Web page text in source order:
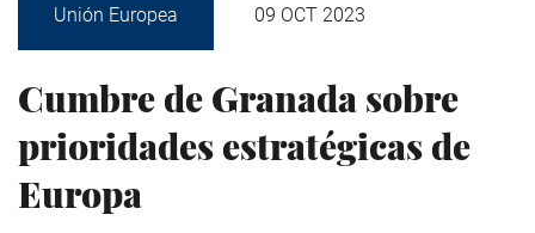
Unión Europea 09 OCT 2023
Cumbre de Granada sobre
prioridades estratégicas de
Europa